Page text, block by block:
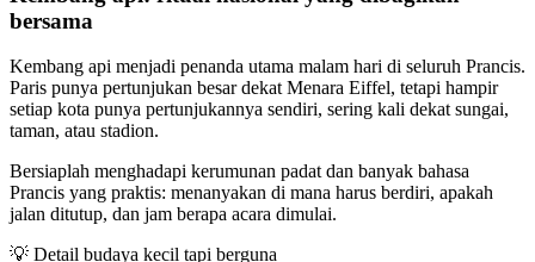
bersama
Kembang api menjadi penanda utama malam hari di seluruh Prancis.
Paris punya pertunjukan besar dekat Menara Eiffel, tetapi hampir
setiap kota punya pertunjukannya sendiri, sering kali dekat sungai,
taman, atau stadion.
Bersiaplah menghadapi kerumunan padat dan banyak bahasa
Prancis yang praktis: menanyakan di mana harus berdiri, apakah
jalan ditutup, dan jam berapa acara dimulai.
💡 Detail budaya kecil tapi berguna